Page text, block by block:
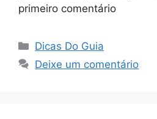
primeiro comentário
Categorias
Dicas Do Guia
Deixe um comentário